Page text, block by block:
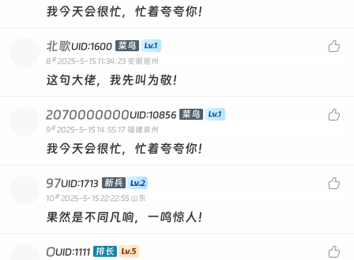
我今天会很忙，忙着夸夸你！

北歌UID:1600 菜鸟
8 # 2025-5-15 11:34:23 安徽宿州
这句大佬，我先叫为敬！

2070000000UID:10856 菜鸟
9# 2025-5-15 14:55:17 福建泉州
我今天会很忙，忙着夸夸你！

97UID:1713 新兵
10 # 2025-5-15 22:22:55 山东
果然是不同凡响，一鸣惊人！

OUID:1111 排长